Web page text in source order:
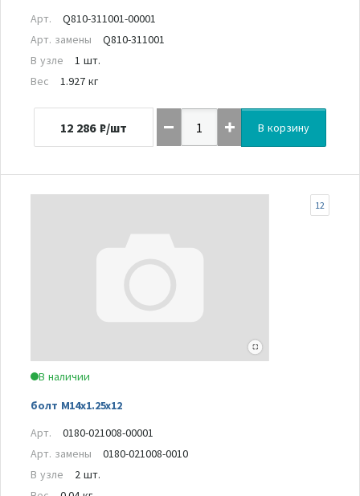
Арт.
Q810-311001-00001
Арт. замены
Q810-311001
В узле
1 шт.
Вес
1.927 кг
12 286 ₽/шт В корзину
В наличии
болт M14x1.25x12
12
Арт.
0180-021008-00001
Арт. замены
0180-021008-0010
В узле
2 шт.